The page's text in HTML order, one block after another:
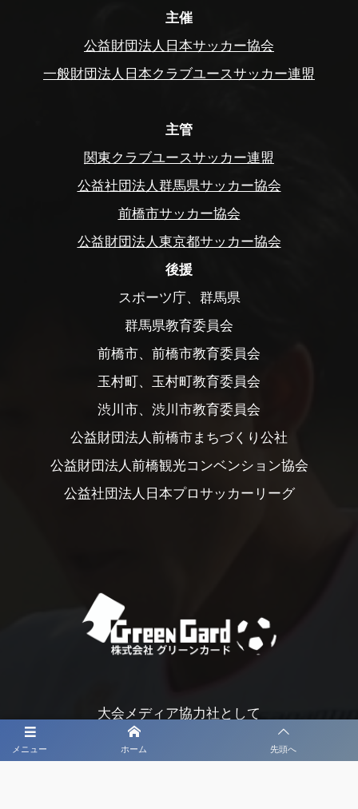
メニュー ホーム 先頭へ
主催
公益財団法人日本サッカー協会
一般財団法人日本クラブユースサッカー連盟
主管
関東クラブユースサッカー連盟
公益社団法人群馬県サッカー協会
前橋市サッカー協会
公益財団法人東京都サッカー協会
後援
スポーツ庁、群馬県
群馬県教育委員会
前橋市、前橋市教育委員会
玉村町、玉村町教育委員会
渋川市、渋川市教育委員会
公益財団法人前橋市まちづくり公社
公益財団法人前橋観光コンベンション協会
公益社団法人日本プロサッカーリーグ
大会メディア協力社として
大会価値向上を目指し